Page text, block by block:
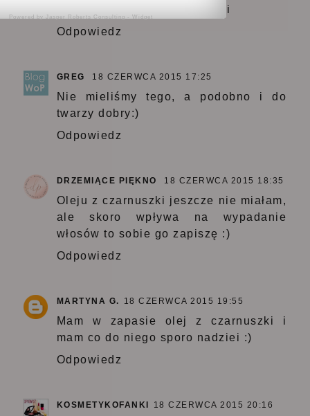
no proszę ile jest olejów hi hi
Odpowiedz
GREG 18 CZERWCA 2015 17:25
Nie mieliśmy tego, a podobno i do
twarzy dobry:)
Odpowiedz
DRZEMIĄCE PIĘKNO 18 CZERWCA 2015 18:35
Oleju z czarnuszki jeszcze nie miałam,
ale skoro wpływa na wypadanie
włosów to sobie go zapiszę :)
Odpowiedz
MARTYNA G. 18 CZERWCA 2015 19:55
Mam w zapasie olej z czarnuszki i
mam co do niego sporo nadziei :)
Odpowiedz
KOSMETYKOFANKI 18 CZERWCA 2015 20:16
Powered byJasper Roberts Consulting -Widget